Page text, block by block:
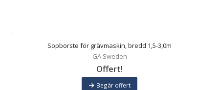
Sopborste för grävmaskin, bredd 1,5-3,0m
GA Sweden
Offert!
Begär offert